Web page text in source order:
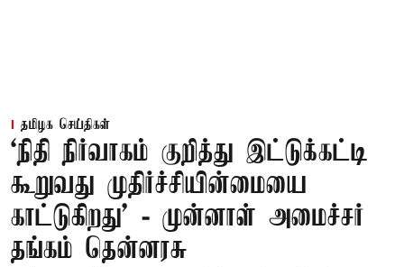
தமிழக செய்திகள்
‘நிதி நிர்வாகம் குறித்து இட்டுக்கட்டி
கூறுவது முதிர்ச்சியின்மையை
காட்டுகிறது’ - முன்னாள் அமைச்சர்
தங்கம் தென்னரசு